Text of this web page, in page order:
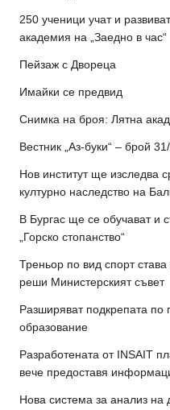
250 ученици учат и
академия на „Заедно в час“
Пейзаж с Двореца
Имайки се предвид
Снимка на броя: Лятна
Вестник „Аз-буки“ – брой
Нов институт ще изследва
културно наследство на
В Бургас ще се обучават и
„Горско стопанство“
Треньор по вид спорт
реши Министерският съвет
Разширяват подкрепата
образование
Разработената от INSAIT
вече предоставя
Нова система за анализ на